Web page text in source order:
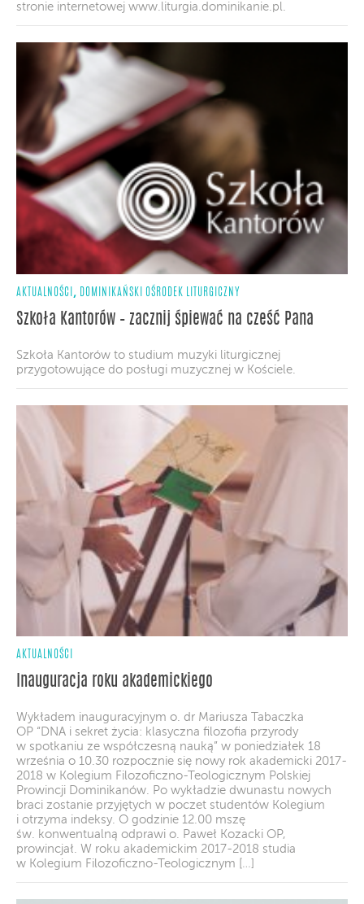
stronie internetowej www.liturgia.dominikanie.pl.
AKTUALNOŚCI , DOMINIKAŃSKI OŚRODEK LITURGICZNY
Szkoła Kantorów – zacznij śpiewać na cześć Pana
Szkoła Kantorów to studium muzyki liturgicznej
przygotowujące do posługi muzycznej w Kościele.
AKTUALNOŚCI
Inauguracja roku akademickiego
Wykładem inauguracyjnym o. dr Mariusza Tabaczka
OP “DNA i sekret życia: klasyczna filozofia przyrody
w spotkaniu ze współczesną nauką” w poniedziałek 18
września o 10.30 rozpocznie się nowy rok akademicki 2017-
2018 w Kolegium Filozoficzno-Teologicznym Polskiej
Prowincji Dominikanów. Po wykładzie dwunastu nowych
braci zostanie przyjętych w poczet studentów Kolegium
i otrzyma indeksy. O godzinie 12.00 mszę
św. konwentualną odprawi o. Paweł Kozacki OP,
prowincjał. W roku akademickim 2017-2018 studia
w Kolegium Filozoficzno-Teologicznym […]